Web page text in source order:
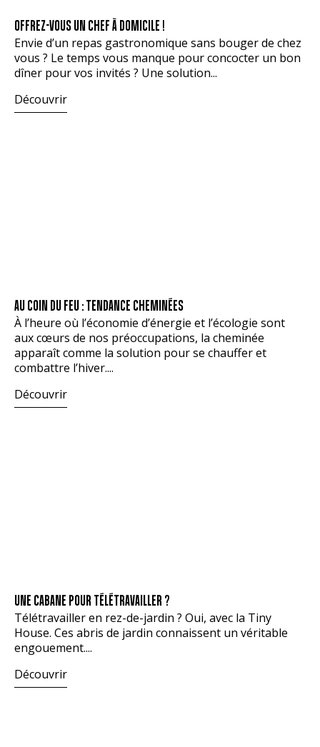
OFFREZ-VOUS UN CHEF À DOMICILE !
Envie d’un repas gastronomique sans bouger de chez
vous ? Le temps vous manque pour concocter un bon
dîner pour vos invités ? Une solution...
Découvrir
AU COIN DU FEU : TENDANCE CHEMINÉES
À l’heure où l’économie d’énergie et l’écologie sont
aux cœurs de nos préoccupations, la cheminée
apparaît comme la solution pour se chauffer et
combattre l’hiver....
Découvrir
UNE CABANE POUR TÉLÉTRAVAILLER ?
Télétravailler en rez-de-jardin ? Oui, avec la Tiny
House. Ces abris de jardin connaissent un véritable
engouement....
Découvrir